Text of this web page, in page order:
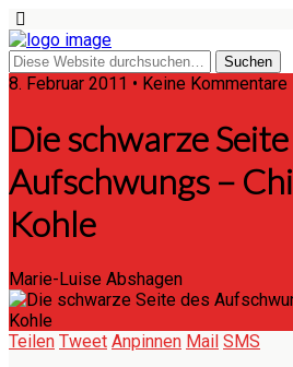
8. Februar 2011 • Keine Kommentare
Die schwarze
Aufschwungs –
Kohle
Marie-Luise Abshagen
Teilen Tweet Anpinnen Mail SMS